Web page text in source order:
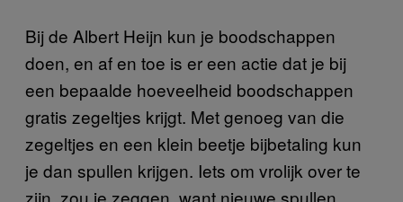
Bij de Albert Heijn kun je boodschappen
doen, en af en toe is er een actie dat je bij
een bepaalde hoeveelheid boodschappen
gratis zegeltjes krijgt. Met genoeg van die
zegeltjes en een klein beetje bijbetaling kun
je dan spullen krijgen. Iets om vrolijk over te